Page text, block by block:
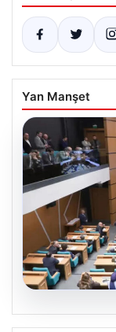
Yan Manşet
05.08.2026